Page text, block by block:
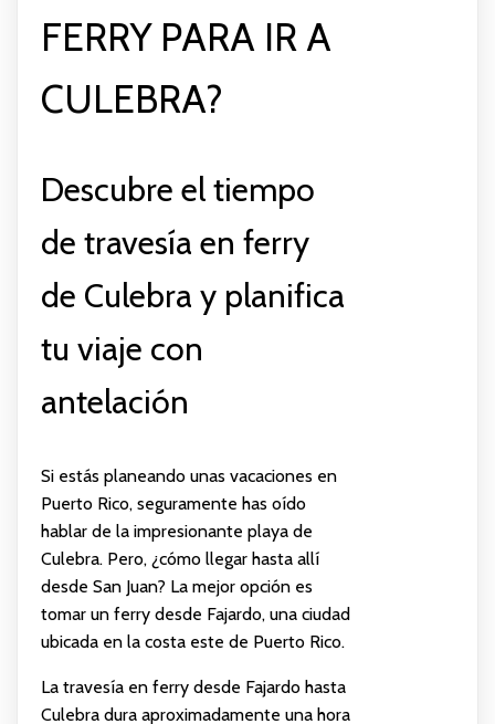
FERRY PARA IR A
CULEBRA?
Descubre el tiempo
de travesía en ferry
de Culebra y planifica
tu viaje con
antelación
Si estás planeando unas vacaciones en
Puerto Rico, seguramente has oído
hablar de la impresionante playa de
Culebra. Pero, ¿cómo llegar hasta allí
desde San Juan? La mejor opción es
tomar un ferry desde Fajardo, una ciudad
ubicada en la costa este de Puerto Rico.
La travesía en ferry desde Fajardo hasta
Culebra dura aproximadamente una hora